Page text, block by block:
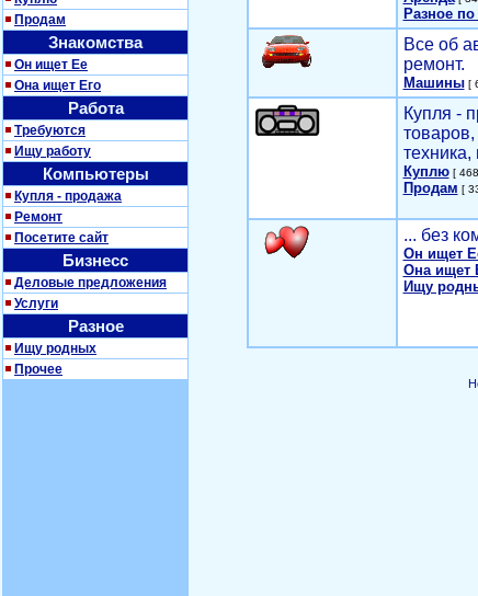
Продам
Знакомства
Он ищет Ее
Она ищет Его
Работа
Требуются
Ищу работу
Компьютеры
Купля - продажа
Ремонт
Посетите сайт
Бизнесс
Деловые предложения
Услуги
Разное
Ищу родных
Прочее
Разное по
Все об
ремонт.
Машины[
Купля -
техника,
Куплю[
Продам [
... без
Он ищет
Она ищет
Ищу